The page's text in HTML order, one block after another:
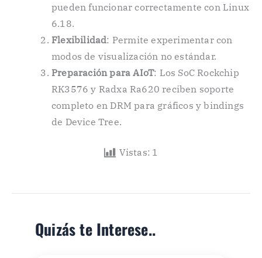
pueden funcionar correctamente con Linux
6.18.
Flexibilidad: Permite experimentar con
modos de visualización no estándar.
Preparación para AIoT: Los SoC Rockchip
RK3576 y Radxa Ra620 reciben soporte
completo en DRM para gráficos y bindings
de Device Tree.
Vistas: 1
Quizás te Interese..